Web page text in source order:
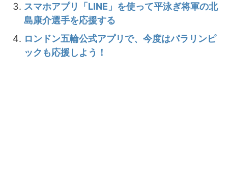
スマホアプリ「LINE」を使って平泳ぎ将軍の北
島康介選手を応援する
ロンドン五輪公式アプリで、今度はパラリンピ
ックも応援しよう！